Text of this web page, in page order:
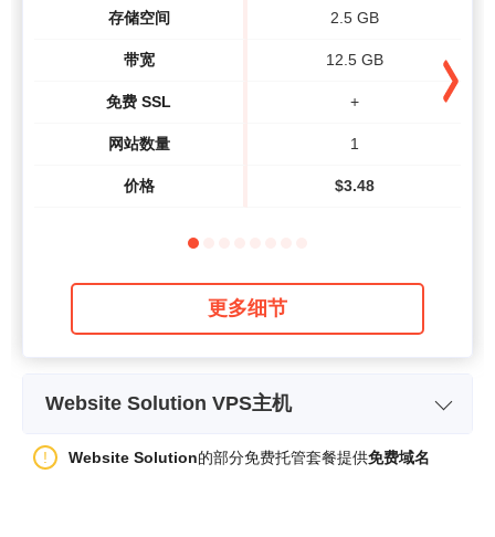
存储空间
带宽
免费 SSL
网站数量
价格
2.5 GB
12.5 GB
+
1
$3.48
更多细节
Website Solution VPS主机
套餐名称 VPS DA1
Website Solution的部分免费托管套餐提供免费域名